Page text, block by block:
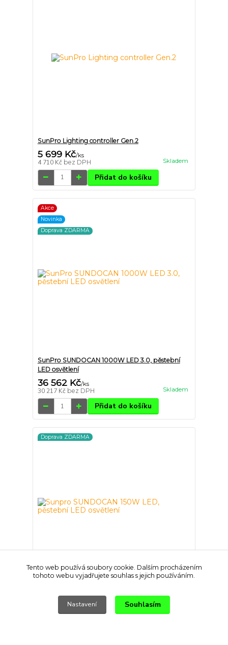
SunPro Lighting controller Gen.2
5 699 Kč/ks
4 710 Kč bez DPH Skladem
Přidat do košíku
Akce
Novinka
Doprava ZDARMA
SunPro SUNDOCAN 1000W LED 3.0, pěstební
LED osvětlení
36 562 Kč/ks
30 217 Kč bez DPH Skladem
Přidat do košíku
Doprava ZDARMA
osvětlení
9 999 Kč/ks
Tento web používá soubory cookie. Dalším procházením
tohoto webu vyjadřujete souhlas s jejich používáním.
Nastavení Souhlasím